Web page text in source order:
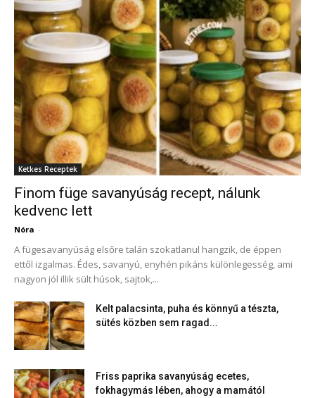
Ketkes Receptek
Finom füge savanyúság recept, nálunk
kedvenc lett
Nóra -
A fügesavanyúság elsőre talán szokatlanul hangzik, de éppen
ettől izgalmas. Édes, savanyú, enyhén pikáns különlegesség, ami
nagyon jól illik sült húsok, sajtok,...
Kelt palacsinta, puha és könnyű a tészta,
sütés közben sem ragad...
Friss paprika savanyúság ecetes,
fokhagymás lében, ahogy a mamától